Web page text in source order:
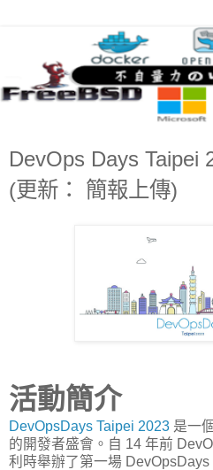
DevOps Days Taipei
(更新： 簡報上傳)
活動簡介
DevOpsDays Taipei 2023 是一
的開發者盛會。自 14 年前
利時舉辦了第一場